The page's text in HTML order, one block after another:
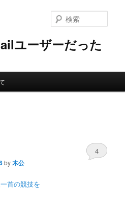
ユーザーだった
索
by木公
4
首の競技を